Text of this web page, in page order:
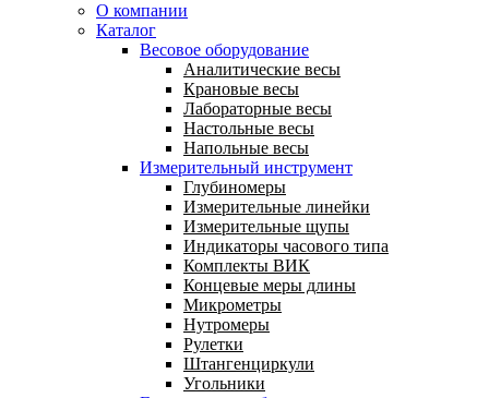
О компании
Каталог
Весовое оборудование
Аналитические весы
Крановые весы
Лабораторные весы
Настольные весы
Напольные весы
Измерительный инструмент
Глубиномеры
Измерительные линейки
Измерительные щупы
Индикаторы часового типа
Комплекты ВИК
Концевые меры длины
Микрометры
Нутромеры
Рулетки
Штангенциркули
Угольники